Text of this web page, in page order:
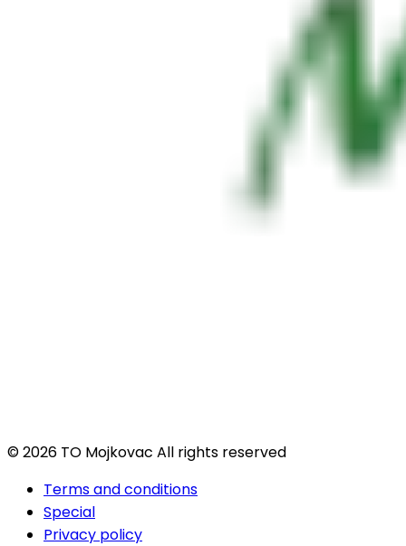
© 2026 TO Mojkovac All rights reserved
Terms and conditions
Special
Privacy policy